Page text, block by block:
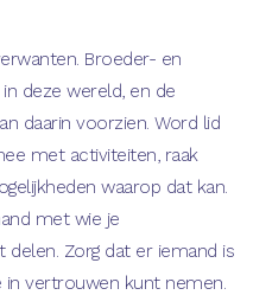
Broeder- en
deze wereld, en de
daarin voorzien. Word lid
met activiteiten, raak
waarop dat kan.
met wie je
delen. Zorg dat er iemand is
vertrouwen kunt nemen.